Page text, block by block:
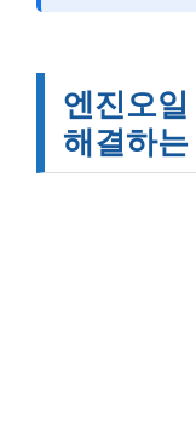
엔진오
해결하는